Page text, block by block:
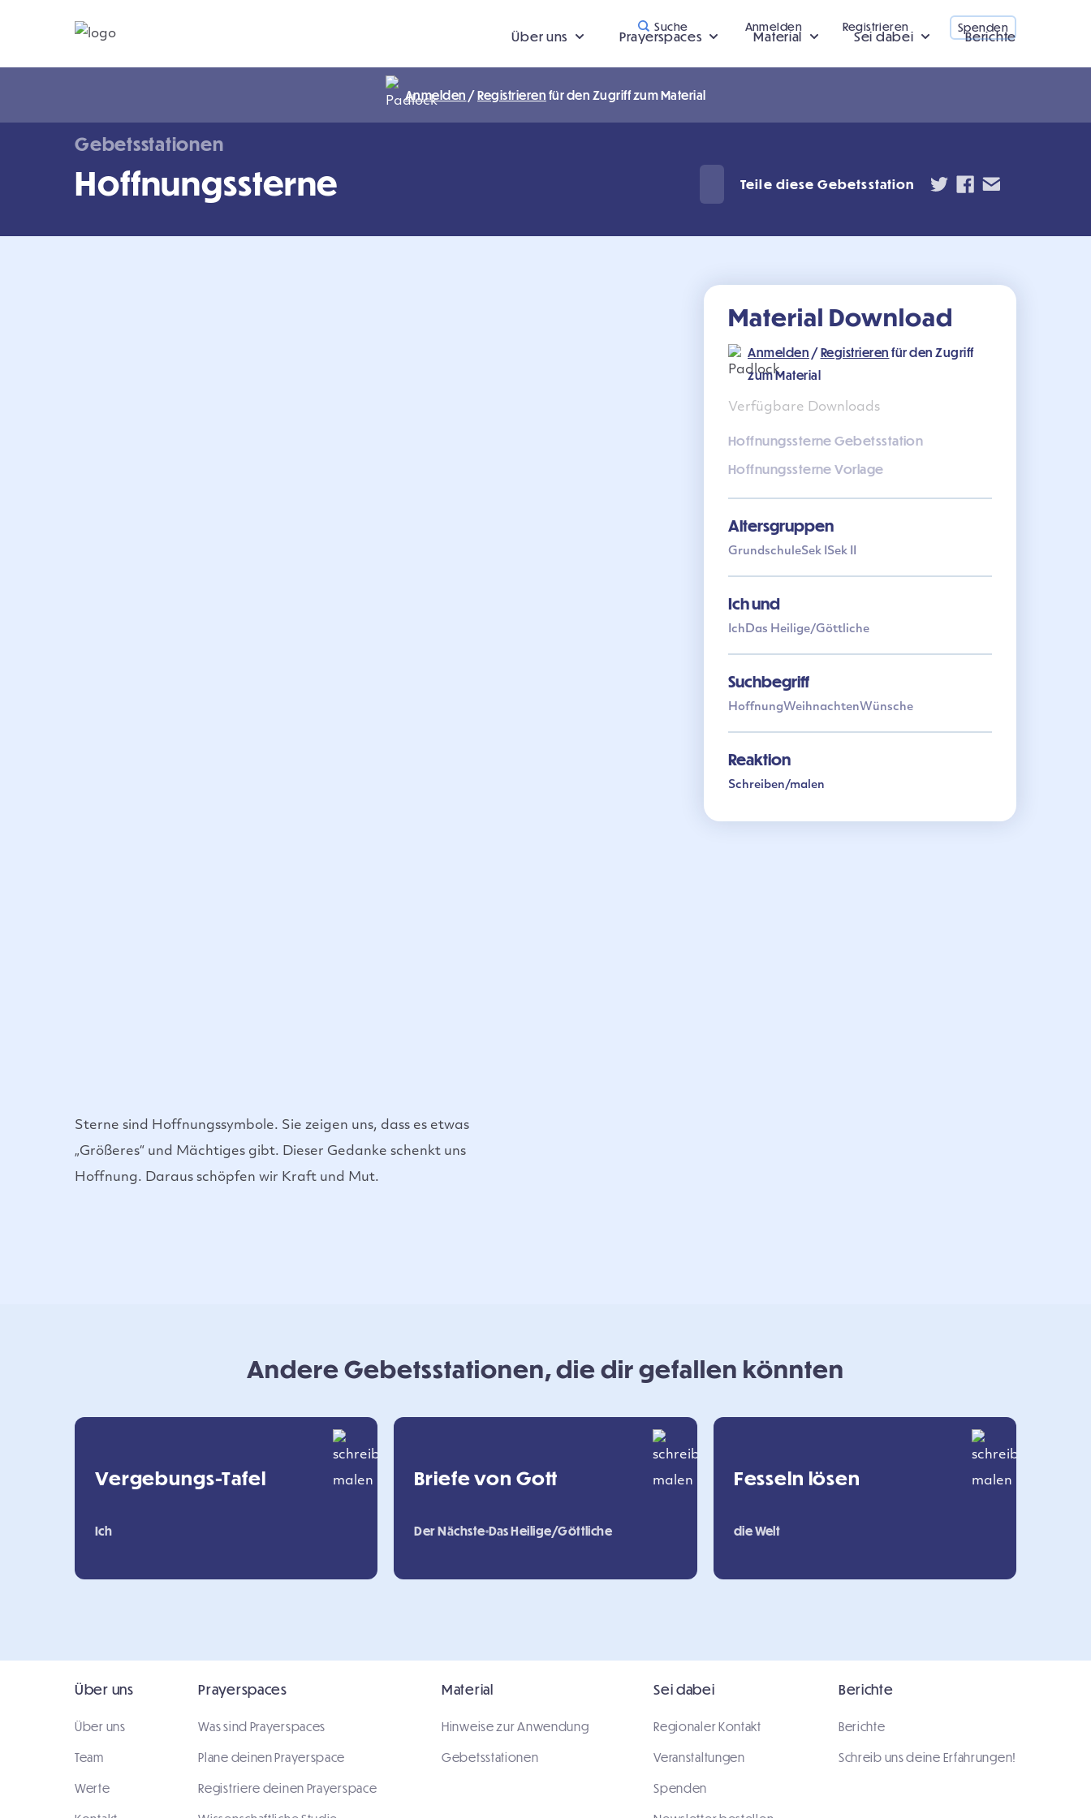
Über uns Prayerspaces Material Sei dabei Berichte
Suche Anmelden Registrieren Spenden
Anmelden /Registrieren für den Zugriff zum Material
Gebetsstationen
Hoffnungssterne Teile diese Gebetsstation
Sterne sind Hoffnungssymbole. Sie zeigen uns, dass es etwas
„Größeres“ und Mächtiges gibt. Dieser Gedanke schenkt uns
Hoffnung. Daraus schöpfen wir Kraft und Mut.
Material Download
Anmelden /Registrieren für den Zugriff
zum Material
Verfügbare Downloads
Hoffnungssterne Gebetsstation
Hoffnungssterne Vorlage
Altersgruppen
GrundschuleSek ISek II
Ich und
IchDas Heilige/Göttliche
Suchbegriff
HoffnungWeihnachtenWünsche
Reaktion
Schreiben/malen
Andere Gebetsstationen, die dir gefallen könnten
Vergebungs-Tafel
Ich
Briefe von Gott
Der Nächste Das Heilige/Göttliche
Fesseln lösen
die Welt
Über uns
Über uns
Team
Werte
Prayerspaces
Was sind Prayerspaces
Plane deinen Prayerspace
Registriere deinen Prayerspace
Material
Hinweise zur Anwendung
Gebetsstationen
Sei dabei
Regionaler Kontakt
Veranstaltungen
Spenden
Berichte
Berichte
Schreib uns deine Erfahrungen!